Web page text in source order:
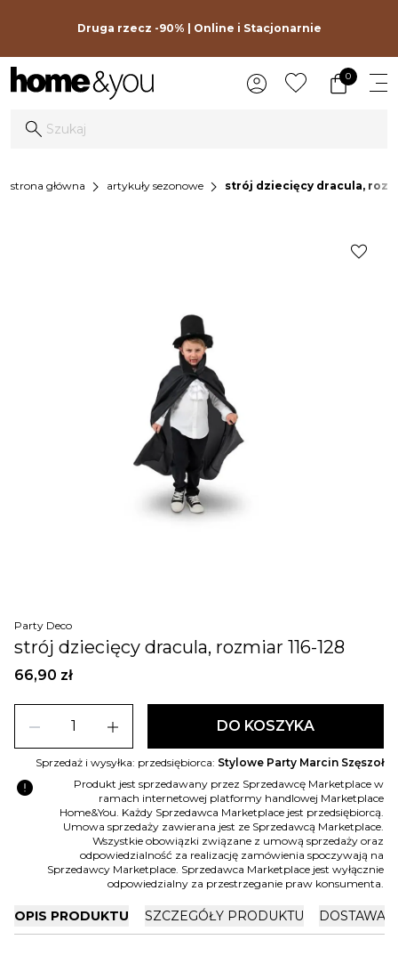
Druga rzecz -90% | Online i Stacjonarnie
0
strona główna chevron_right artykuły sezonowe chevron_right strój dziecięcy dracula,
Party Deco
strój dziecięcy dracula, rozmiar 116-128
66,90 zł
remove add DO KOSZYKA
Sprzedaż i wysyłka: przedsiębiorca: Stylowe Party Marcin Szęszoł
error
Produkt jest sprzedawany przez Sprzedawcę Marketplace w
ramach internetowej platformy handlowej Marketplace
Home&You. Każdy Sprzedawca Marketplace jest przedsiębiorcą.
Umowa sprzedaży zawierana jest ze Sprzedawcą Marketplace.
Wszystkie obowiązki związane z umową sprzedaży oraz
odpowiedzialność za realizację zamówienia spoczywają na
Sprzedawcy Marketplace. Sprzedawca Marketplace jest wyłącznie
odpowiedzialny za przestrzeganie praw konsumenta.
favorite
OPIS PRODUKTU SZCZEGÓŁY PRODUKTU DOSTAWA